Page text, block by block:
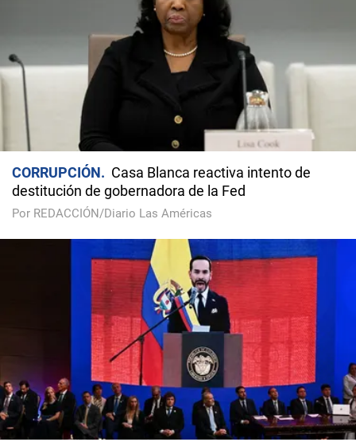
CORRUPCIÓN
Casa Blanca reactiva intento de
destitución de gobernadora de la Fed
Por REDACCIÓN/Diario Las Américas